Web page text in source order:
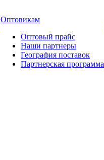
Оптовикам
Оптовый прайс
Наши партнеры
География поставок
Партнерская программа